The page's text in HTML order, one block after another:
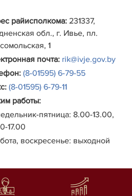
райисполкома:231337,
обл., г. Ивье, пл.
1
почта: rik@ivje.gov.by
(8-01595) 6-79-55
(8-01595) 6-79-11
работы:
пятница: 8.00-13.00,
17.00
воскресенье: выходной